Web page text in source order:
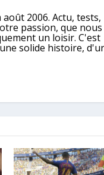
2006. Actu, tests,
passion, que
un loisir. C'est
solide histoire,